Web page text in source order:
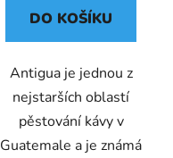
DO KOŠÍKU
Antigua je jednou z
nejstarších oblastí
pěstování kávy v
Guatemale a je známá